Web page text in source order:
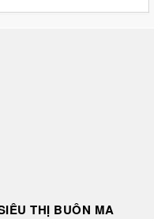
THỊ BUÔN MA